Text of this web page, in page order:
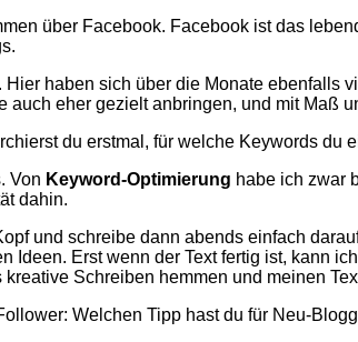
über Facebook. Facebook ist das
haben sich über die Monate ebenfalls
eher gezielt anbringen, und mit Maß
du erstmal, für welche Keywords du
Von Keyword-Optimierung habe ich zwar
dahin.
und schreibe dann abends einfach
Ideen. Erst wenn der Text fertig ist, kann
Schreiben hemmen und meinen
Welchen Tipp hast du für Neu-